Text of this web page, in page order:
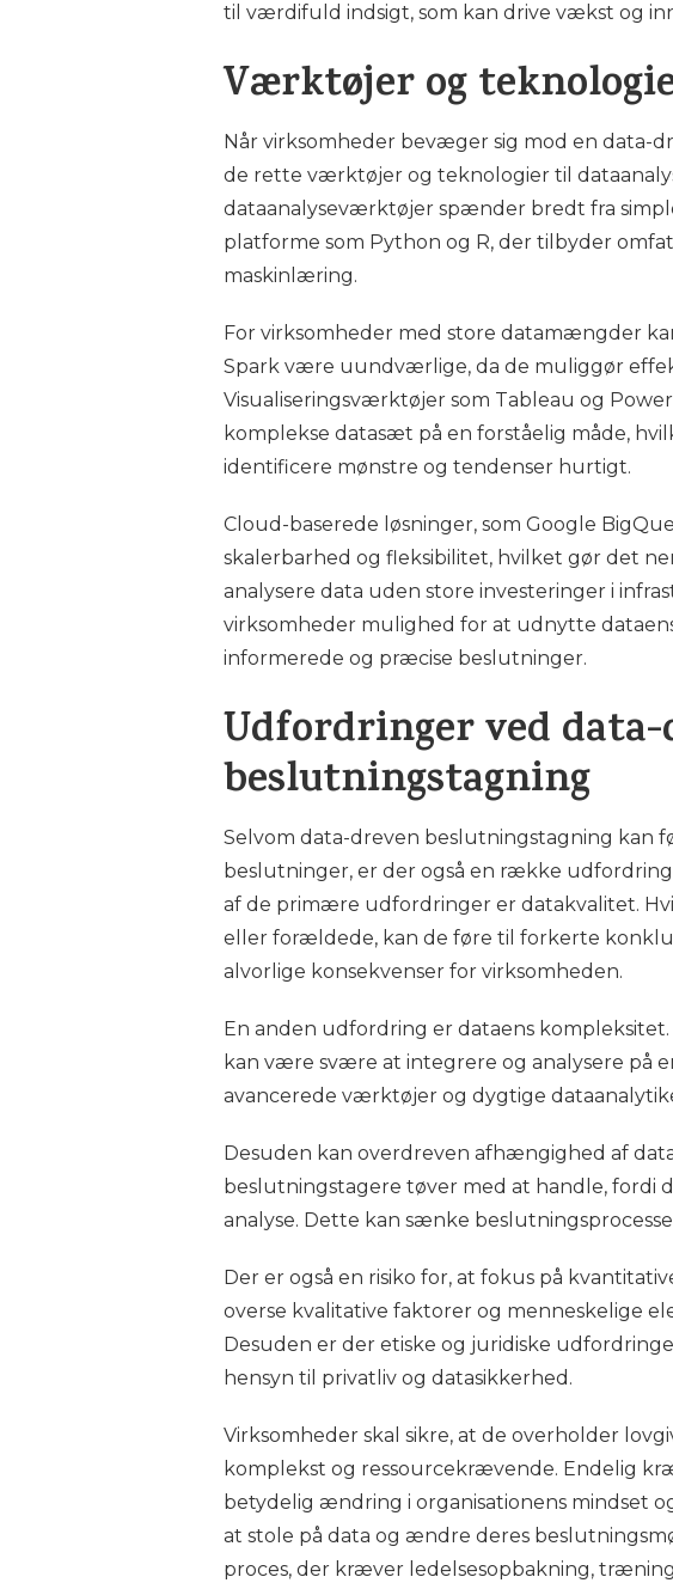
til værdifuld indsigt, som kan drive vækst og
Værktøjer og
Når virksomheder bevæger sig mod en data-
de rette værktøjer og teknologier til
dataanalyseværktøjer spænder bredt fra
platforme som Python og R, der tilbyder
maskinlæring.
For virksomheder med store datamængder
Spark være uundværlige, da de muliggør
Visualiseringsværktøjer som Tableau og
komplekse datasæt på en forståelig måde,
identificere mønstre og tendenser hurtigt.
Cloud-baserede løsninger, som Google
skalerbarhed og fleksibilitet, hvilket gør det
analysere data uden store investeringer i
virksomheder mulighed for at udnytte
informerede og præcise beslutninger.
Udfordringer ved
beslutningstagning
Selvom data-dreven beslutningstagning kan
beslutninger, er der også en række
af de primære udfordringer er datakvalitet.
eller forældede, kan de føre til forkerte
alvorlige konsekvenser for virksomheden.
En anden udfordring er dataens
kan være svære at integrere og analysere på
avancerede værktøjer og dygtige
Desuden kan overdreven afhængighed af
beslutningstagere tøver med at handle, fordi
analyse. Dette kan sænke
Der er også en risiko for, at fokus på
overse kvalitative faktorer og menneskelige
Desuden er der etiske og juridiske
hensyn til privatliv og datasikkerhed.
Virksomheder skal sikre, at de overholder
komplekst og ressourcekrævende. Endelig
betydelig ændring i organisationens mindset
at stole på data og ændre deres
proces, der kræver ledelsesopbakning,